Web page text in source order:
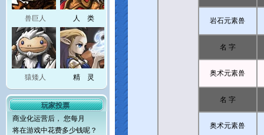
兽巨人 人 类
猿矮人 精 灵
玩家投票
商业化运营后， 您每月
将在游戏中花费多少钱呢？
岩石元素兽
名 字
奥术元素兽
名 字
奥术元素兽